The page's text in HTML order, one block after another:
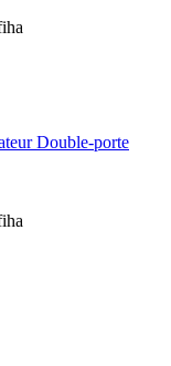
Double-porte